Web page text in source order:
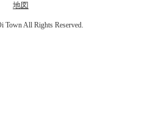
地図
Town All Rights Reserved.